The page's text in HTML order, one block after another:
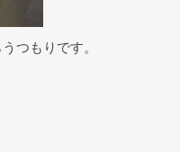
つもりです。